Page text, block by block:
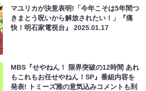
マユリカが決意表明!「今年こそは5年間つ
きまとう呪いから解放されたい！」『痛
快！明石家電視台』2025.01.17
MBS『せやねん！ 限界突破の12時間 あれ
もこれもお任せやねん！SP』番組内容を
発表! トミーズ雅の意気込みコメントも到